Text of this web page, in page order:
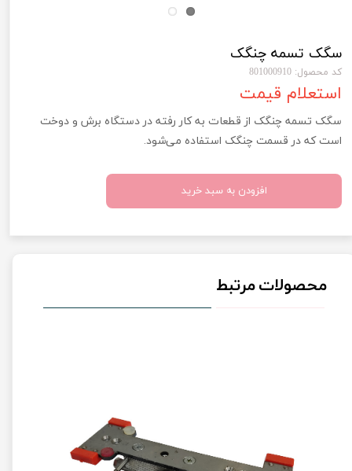
سگک تسمه چنگک
کد محصول: 801000910
استعلام قیمت
سگک تسمه چنگک از قطعات به کار رفته در دستگاه برش و دوخت
است که در قسمت چنگک استفاده می‌شود.
افزودن به سبد خرید
محصولات مرتبط